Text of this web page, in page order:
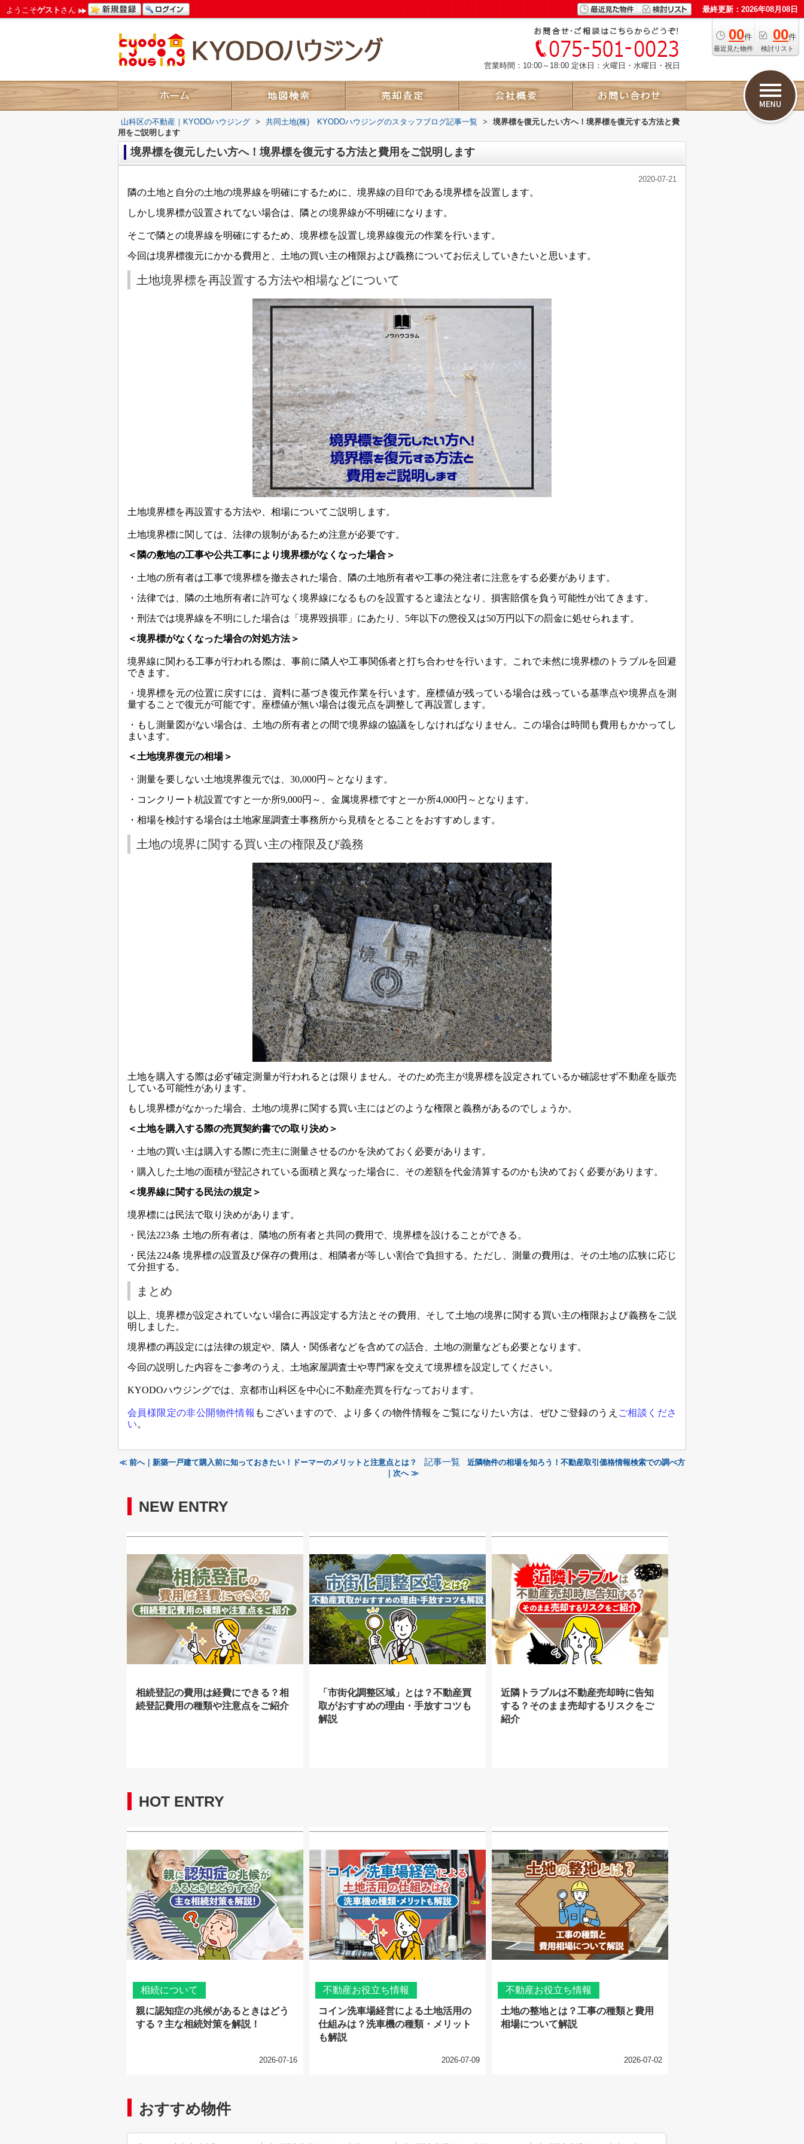
ようこそゲストさん 最終更新：2026年08月08日
00件
最近見た物件
00件
検討リスト
営業時間：10:00～18:00 定休日：火曜日・水曜日・祝日
山科区の不動産｜KYODOハウジング > 共同土地(株) KYODOハウジングのスタッフブログ記事一覧 >
境界標を復元したい方へ！境界標を復元する方法と費
用をご説明します
境界標を復元したい方へ！境界標を復元する方法と費用をご説明します
2020-07-21
隣の土地と自分の土地の境界線を明確にするために、境界線の目印である境界標を設置します。
しかし境界標が設置されてない場合は、隣との境界線が不明確になります。
そこで隣との境界線を明確にするため、境界標を設置し境界線復元の作業を行います。
今回は境界標復元にかかる費用と、土地の買い主の権限および義務についてお伝えしていきたいと思います。
土地境界標を再設置する方法や相場などについて
土地境界標を再設置する方法や、相場についてご説明します。
土地境界標に関しては、法律の規制があるため注意が必要です。
＜隣の敷地の工事や公共工事により境界標がなくなった場合＞
・土地の所有者は工事で境界標を撤去された場合、隣の土地所有者や工事の発注者に注意をする必要があります。
・法律では、隣の土地所有者に許可なく境界線になるものを設置すると違法となり、損害賠償を負う可能性が出てきます。
・刑法では境界線を不明にした場合は「境界毀損罪」にあたり、5年以下の懲役又は50万円以下の罰金に処せられます。
＜境界標がなくなった場合の対処方法＞
境界線に関わる工事が行われる際は、事前に隣人や工事関係者と打ち合わせを行います。これで未然に境界標のトラブルを回避
できます。
・境界標を元の位置に戻すには、資料に基づき復元作業を行います。座標値が残っている場合は残っている基準点や境界点を測
量することで復元が可能です。座標値が無い場合は復元点を調整して再設置します。
・もし測量図がない場合は、土地の所有者との間で境界線の協議をしなければなりません。この場合は時間も費用もかかってし
まいます。
＜土地境界復元の相場＞
・測量を要しない土地境界復元では、30,000円～となります。
・コンクリート杭設置ですと一か所9,000円～、金属境界標ですと一か所4,000円～となります。
・相場を検討する場合は土地家屋調査士事務所から見積をとることをおすすめします。
土地の境界に関する買い主の権限及び義務
土地を購入する際は必ず確定測量が行われるとは限りません。そのため売主が境界標を設定されているか確認せず不動産を販売
している可能性があります。
もし境界標がなかった場合、土地の境界に関する買い主にはどのような権限と義務があるのでしょうか。
＜土地を購入する際の売買契約書での取り決め＞
・土地の買い主は購入する際に売主に測量させるのかを決めておく必要があります。
・購入した土地の面積が登記されている面積と異なった場合に、その差額を代金清算するのかも決めておく必要があります。
＜境界線に関する民法の規定＞
境界標には民法で取り決めがあります。
・民法223条 土地の所有者は、隣地の所有者と共同の費用で、境界標を設けることができる。
・民法224条 境界標の設置及び保存の費用は、相隣者が等しい割合で負担する。ただし、測量の費用は、その土地の広狭に応じ
て分担する。
まとめ
以上、境界標が設定されていない場合に再設定する方法とその費用、そして土地の境界に関する買い主の権限および義務をご説
明しました。
境界標の再設定には法律の規定や、隣人・関係者などを含めての話合、土地の測量なども必要となります。
今回の説明した内容をご参考のうえ、土地家屋調査士や専門家を交えて境界標を設定してください。
KYODOハウジングでは、京都市山科区を中心に不動産売買を行なっております。
会員様限定の非公開物件情報 もございますので、より多くの物件情報をご覧になりたい方は、ぜひご登録のうえ ご相談くださ
い。
≪ 前へ｜新築一戸建て購入前に知っておきたい！ドーマーのメリットと注意点とは？ 記事一覧
近隣物件の相場を知ろう！不動産取引価格情報検索での調べ方
｜次へ ≫
NEW ENTRY
相続登記の費用は経費にできる？相
続登記費用の種類や注意点をご紹介
「市街化調整区域」とは？不動産買
取がおすすめの理由・手放すコツも
解説
近隣トラブルは不動産売却時に告知
する？そのまま売却するリスクをご
紹介
HOT ENTRY
相続について
親に認知症の兆候があるときはどう
する？主な相続対策を解説！
2026-07-16
不動産お役立ち情報
コイン洗車場経営による土地活用の
仕組みは？洗車機の種類・メリット
も解説
2026-07-09
不動産お役立ち情報
土地の整地とは？工事の種類と費用
相場について解説
2026-07-02
おすすめ物件